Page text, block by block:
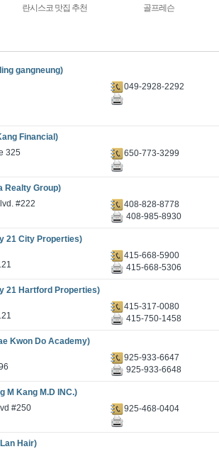
란시스코 맛집 추천
골프레슨
gangneung)
049-2928-2292
Financial)
325
650-773-3299
Realty Group)
#222
408-828-8778
408-985-8930
21 City Properties)
415-668-5900
415-668-5306
21 Hartford Properties)
415-317-0080
415-750-1458
Kwon Do Academy)
925-933-6647
925-933-6648
M Kang M.D INC.)
#250
925-468-0404
Hair)